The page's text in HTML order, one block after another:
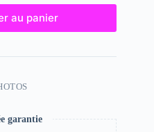
au panier
garantie